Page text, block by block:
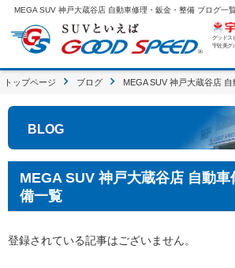
グッドス
宇佐美グ
トップページ ブログ MEGA SUV 神戸大蔵谷店
BLOG
MEGA SUV 神戸大蔵谷店 自動
備一覧
登録されている記事はございません。